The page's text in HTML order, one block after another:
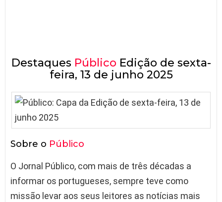
Destaques Público Edição de sexta-
feira, 13 de junho 2025
Sobre o Público
O Jornal Público, com mais de três décadas a
informar os portugueses, sempre teve como
missão levar aos seus leitores as notícias mais